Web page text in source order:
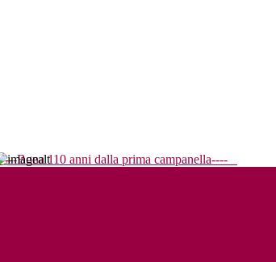
----Bona 110 anni dalla prima campanella----